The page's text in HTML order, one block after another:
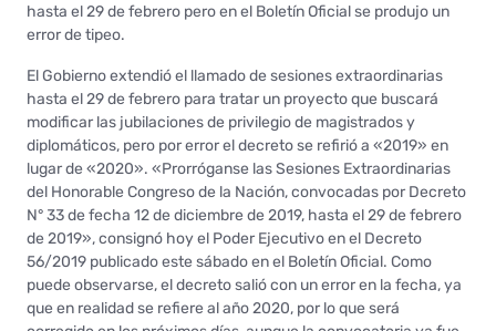
hasta el 29 de febrero pero en el Boletín Oficial se produjo un
error de tipeo.
El Gobierno extendió el llamado de sesiones extraordinarias
hasta el 29 de febrero para tratar un proyecto que buscará
modificar las jubilaciones de privilegio de magistrados y
diplomáticos, pero por error el decreto se refirió a «2019» en
lugar de «2020». «Prorróganse las Sesiones Extraordinarias
del Honorable Congreso de la Nación, convocadas por Decreto
N° 33 de fecha 12 de diciembre de 2019, hasta el 29 de febrero
de 2019», consignó hoy el Poder Ejecutivo en el Decreto
56/2019 publicado este sábado en el Boletín Oficial. Como
puede observarse, el decreto salió con un error en la fecha, ya
que en realidad se refiere al año 2020, por lo que será